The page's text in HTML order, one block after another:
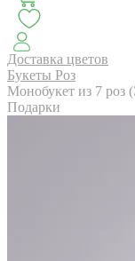
АВТОРСКИЕ
Доставка цветов
Букеты Роз
Монобукет из 7 роз
Подарки